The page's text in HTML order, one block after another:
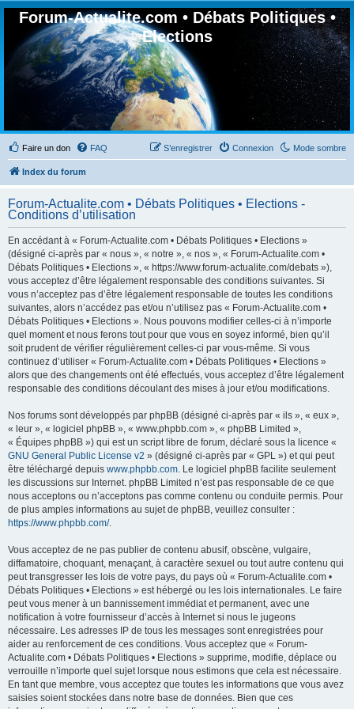
Forum-Actualite.com • Débats Politiques •
Elections
Faire un don Mode sombre
FAQ Connexion
S’enregistrer
Index du forum
Forum-Actualite.com • Débats Politiques • Elections -
Conditions d’utilisation
En accédant à « Forum-Actualite.com • Débats Politiques • Elections »
(désigné ci-après par « nous », « notre », « nos », « Forum-Actualite.com •
Débats Politiques • Elections », « https://www.forum-actualite.com/debats »),
vous acceptez d’être légalement responsable des conditions suivantes. Si
vous n’acceptez pas d’être légalement responsable de toutes les conditions
suivantes, alors n’accédez pas et/ou n’utilisez pas « Forum-Actualite.com •
Débats Politiques • Elections ». Nous pouvons modifier celles-ci à n’importe
quel moment et nous ferons tout pour que vous en soyez informé, bien qu’il
soit prudent de vérifier régulièrement celles-ci par vous-même. Si vous
continuez d’utiliser « Forum-Actualite.com • Débats Politiques • Elections »
alors que des changements ont été effectués, vous acceptez d’être légalement
responsable des conditions découlant des mises à jour et/ou modifications.
Nos forums sont développés par phpBB (désigné ci-après par « ils », « eux »,
« leur », « logiciel phpBB », « www.phpbb.com », « phpBB Limited »,
« Équipes phpBB ») qui est un script libre de forum, déclaré sous la licence «
GNU General Public License v2 » (désigné ci-après par « GPL ») et qui peut
être téléchargé depuis www.phpbb.com. Le logiciel phpBB facilite seulement
les discussions sur Internet. phpBB Limited n’est pas responsable de ce que
nous acceptons ou n’acceptons pas comme contenu ou conduite permis. Pour
de plus amples informations au sujet de phpBB, veuillez consulter :
https://www.phpbb.com/.
Vous acceptez de ne pas publier de contenu abusif, obscène, vulgaire,
diffamatoire, choquant, menaçant, à caractère sexuel ou tout autre contenu qui
peut transgresser les lois de votre pays, du pays où « Forum-Actualite.com •
Débats Politiques • Elections » est hébergé ou les lois internationales. Le faire
peut vous mener à un bannissement immédiat et permanent, avec une
notification à votre fournisseur d’accès à Internet si nous le jugeons
nécessaire. Les adresses IP de tous les messages sont enregistrées pour
aider au renforcement de ces conditions. Vous acceptez que « Forum-
Actualite.com • Débats Politiques • Elections » supprime, modifie, déplace ou
verrouille n’importe quel sujet lorsque nous estimons que cela est nécessaire.
En tant que membre, vous acceptez que toutes les informations que vous avez
saisies soient stockées dans notre base de données. Bien que ces